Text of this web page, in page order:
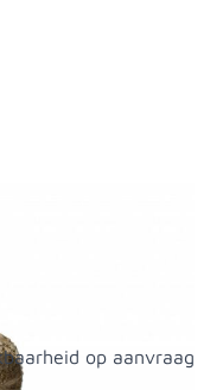
met een dia
op aanvraag